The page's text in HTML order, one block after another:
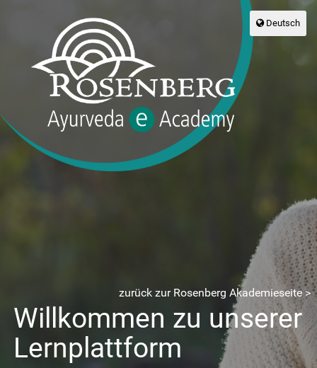
zurück zur Rosenberg Akademieseite >
Willkommen zu unserer
Lernplattform
Deutsch